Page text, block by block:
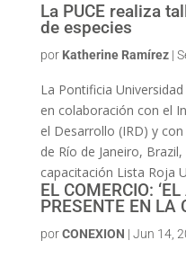
La PUCE realiza
de especies
por Katherine Ramírez|
La Pontificia
en colaboración con el
el Desarrollo (IRD) y
de Río de Janeiro,
capacitación Lista Roja
EL COMERCIO:
PRESENTE EN LA
porCONEXION | Jun 14,